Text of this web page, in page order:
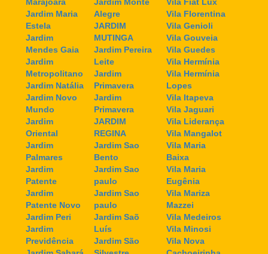
Jardim Maria
Estela
Jardim
Mendes Gaia
Jardim
Metropolitano
Jardim Natália
Jardim Novo
Mundo
Jardim
Oriental
Jardim
Palmares
Jardim
Patente
Jardim
Patente Novo
Jardim Peri
Jardim
Previdência
Alegre
JARDIM
MUTINGA
Jardim Pereira
Leite
Jardim
Primavera
Jardim
Primavera
JARDIM
REGINA
Jardim Sao
Bento
Jardim Sao
paulo
Jardim Sao
paulo
Jardim Saõ
Luís
Jardim São
Vila Florentina
Vila Genioli
Vila Gouveia
Vila Guedes
Vila Hermínia
Vila Hermínia
Lopes
Vila Itapeva
Vila Jaguari
Vila Liderança
Vila Mangalot
Vila Maria
Baixa
Vila Maria
Eugênia
Vila Mariza
Mazzei
Vila Medeiros
Vila Minosi
Vila Nova